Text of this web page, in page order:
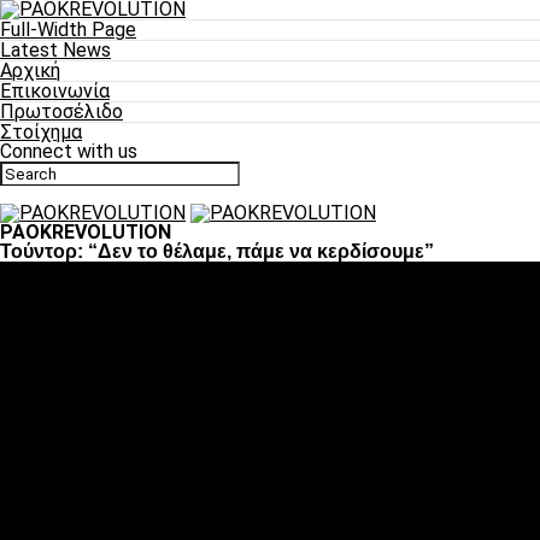
Full-Width Page
Latest News
Αρχική
Επικοινωνία
Πρωτοσέλιδο
Στοίχημα
Connect with us
PAOKREVOLUTION
Τούντορ: “Δεν το θέλαμε, πάμε να κερδίσουμε”